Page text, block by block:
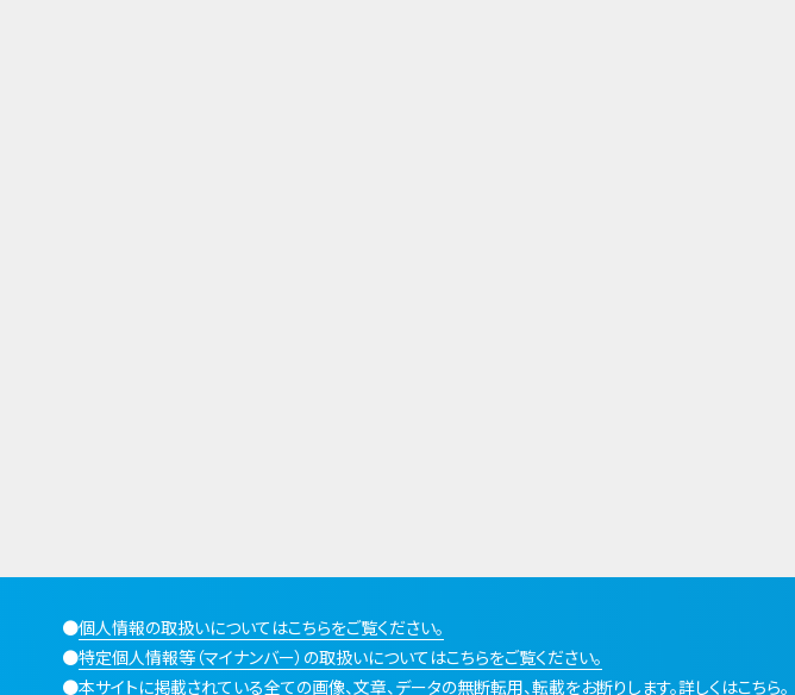
●個人情報の取扱いについてはこちらをご覧ください。
●特定個人情報等（マイナンバー）の取扱いについてはこちらをご覧ください。
●本サイトに掲載されている全ての画像、文章、データの無断転用、転載をお断りします。詳しくはこちら。